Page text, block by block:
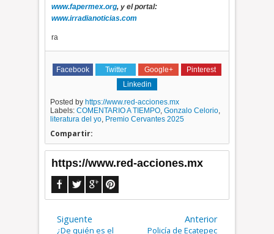
www.fapermex.org, y el portal:
www.irradianoticias.com
ra
Facebook Twitter Google+
Pinterest
Linkedin
Posted byhttps://www.red-acciones.mx
Labels:COMENTARIO A TIEMPO​ ,Gonzalo Celorio
literatura del yo Premio Cervantes 2025
Compartir:
https://www.red-acciones.mx
Siguente
¿De quién es el
Anterior
Policía de Ecatepec